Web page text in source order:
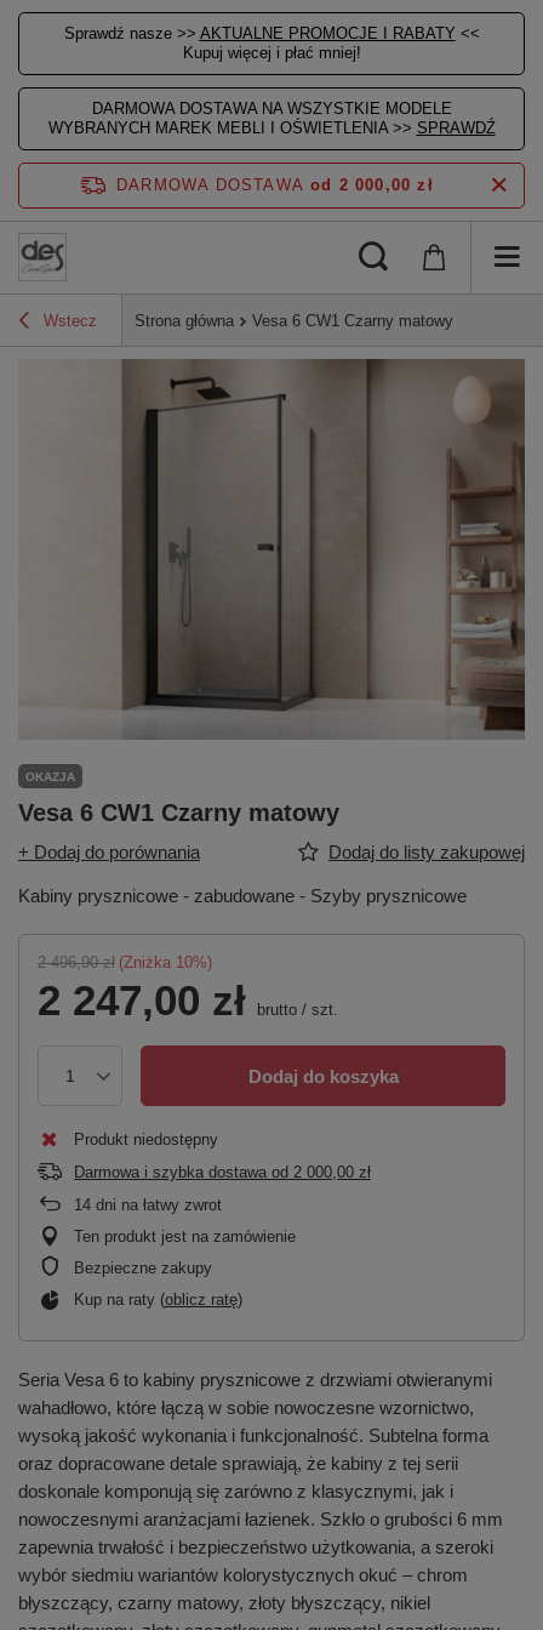
Sprawdź nasze >> AKTUALNE PROMOCJE I RABATY <<
Kupuj więcej i płać mniej!
DARMOWA DOSTAWA NA WSZYSTKIE MODELE
WYBRANYCH MAREK MEBLI I OŚWIETLENIA >> SPRAWDŹ
DARMOWA DOSTAWA od 2 000,00 zł
Wstecz Strona główna Vesa 6 CW1 Czarny matowy
OKAZJA
Vesa 6 CW1 Czarny matowy
+ Dodaj do porównania Dodaj do listy zakupowej
Kabiny prysznicowe - zabudowane - Szyby prysznicowe
2 496,90 zł (Zniżka 10%)
2 247,00 zł brutto / szt.
Dodaj do koszyka
Produkt niedostępny
Darmowa i szybka dostawa od 2 000,00 zł
14 dni na łatwy zwrot
Ten produkt jest na zamówienie
Bezpieczne zakupy
Kup na raty (oblicz ratę)
Seria Vesa 6 to kabiny prysznicowe z drzwiami otwieranymi
wahadłowo, które łączą w sobie nowoczesne wzornictwo,
wysoką jakość wykonania i funkcjonalność. Subtelna forma
oraz dopracowane detale sprawiają, że kabiny z tej serii
doskonale komponują się zarówno z klasycznymi, jak i
nowoczesnymi aranżacjami łazienek. Szkło o grubości 6 mm
zapewnia trwałość i bezpieczeństwo użytkowania, a szeroki
wybór siedmiu wariantów kolorystycznych okuć – chrom
błyszczący, czarny matowy, złoty błyszczący, nikiel